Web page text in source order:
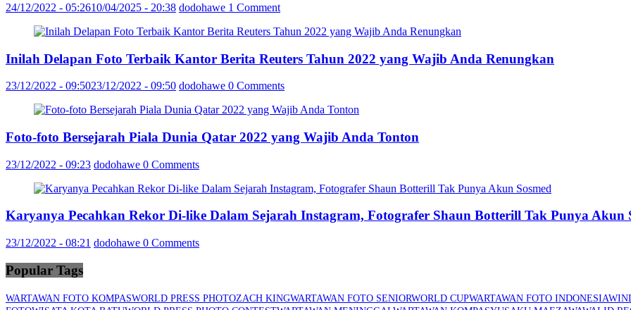
24/12/2022 - 05:2610/04/2025 - 20:38 dodohawe 1 Comment
Inilah Delapan Foto Terbaik Kantor Berita Reuters Tahun 2022 yang Wajib Anda Renungkan
23/12/2022 - 09:5023/12/2022 - 09:50 dodohawe 0 Comments
Foto-foto Bersejarah Piala Dunia Qatar 2022 yang Wajib Anda Tonton
23/12/2022 - 09:23 dodohawe 0 Comments
Karyanya Pecahkan Rekor Di-like Dalam Sejarah Instagram, Fotografer Shaun Botterill Tak Punya Akun
23/12/2022 - 08:21 dodohawe 0 Comments
Popular Tags
WARTAWAN FOTO KOMPASWORLD PRESS PHOTOZACH KINGWARTAWAN FOTO SENIORWORLD CUPWARTAWAN FOTO INDONESIA